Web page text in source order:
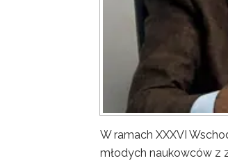
W ramach XXXVI
młodych naukowców z